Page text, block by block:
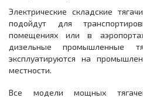
Электрические складские
подойдут для
помещениях или в
дизельные промышленные
эксплуатируются на
местности.
Все модели мощных